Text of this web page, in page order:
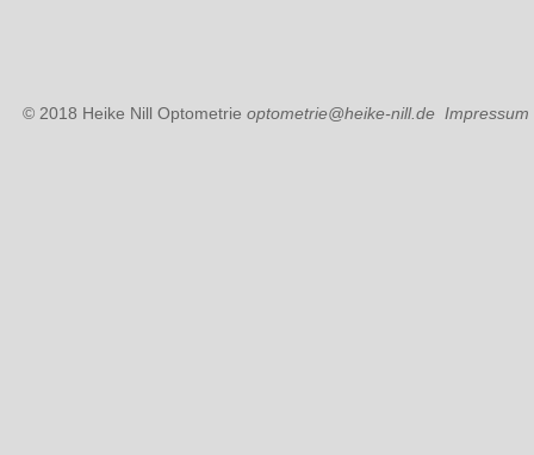
© 2018 Heike Nill Optometrieoptometrie@heike-nill.de Impressum